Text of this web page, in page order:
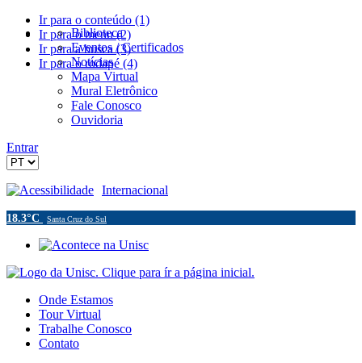
Ir para o conteúdo (1)
Ir para o menu (2)
Ir para a busca (3)
Ir para o rodapé (4)
Biblioteca
Eventos / Certificados
Notícias
Mapa Virtual
Mural Eletrônico
Fale Conosco
Ouvidoria
Entrar
Acessibilidade Internacional
18.3°C Santa Cruz do Sul
Onde Estamos
Tour Virtual
Trabalhe Conosco
Contato